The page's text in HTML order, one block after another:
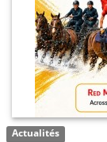
Actualités